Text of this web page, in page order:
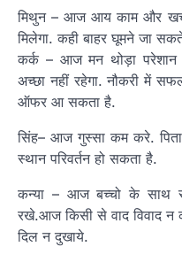
मिथुन – आज आय काम और खर्चे
मिलेगा. कही बाहर घूमने जा
कर्क – आज मन थोड़ा
अच्छा नहीं रहेगा. नौकरी में
ऑफर आ सकता है.
सिंह– आज गुस्सा कम करे.
स्थान परिवर्तन हो सकता है.
कन्या – आज बच्चो के साथ
रखे.आज किसी से वाद विवाद
दिल न दुखाये.